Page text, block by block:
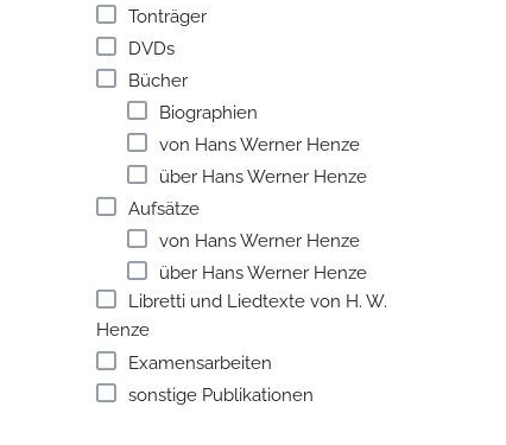
Tonträger
DVDs
Bücher
Biographien
von Hans Werner Henze
über Hans Werner Henze
Aufsätze
von Hans Werner Henze
über Hans Werner Henze
Libretti und Liedtexte von H. W.
Henze
Examensarbeiten
sonstige Publikationen